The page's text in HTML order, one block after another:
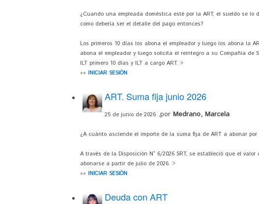
¿Cuando una empleada doméstica esté por la ART, el sueldo se
como debería ser el detalle del pago entonces?
Los primeros 10 días los abona el empleador y luego los abona la
abona el empleador y luego solicita el reintegro a su Compañía
ILT primero 10 días y ILT a cargo ART. >
»» INICIAR SESIÓN
ART. Suma fija junio 2026
25 de junio de 2026 ,por Medrano, Marcela
¿A cuánto asciende el importe de la suma fija de ART a abonar
A través de la Disposición N° 6/2026 SRT, se estableció que el
abonarse a partir de julio de 2026. >
»» INICIAR SESIÓN
Deuda con ART